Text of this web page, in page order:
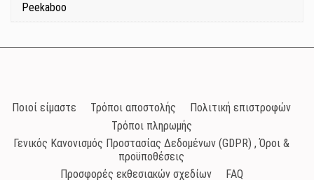
Peekaboo
Ποιοί είμαστε Τρόποι αποστολής
Πολιτική επιστροφών
Τρόποι πληρωμής
Γενικός Κανονισμός Προστασίας Δεδομένων (GDPR) , Όροι &
προϋποθέσεις
Προσφορές εκθεσιακών σχεδίων
FAQ